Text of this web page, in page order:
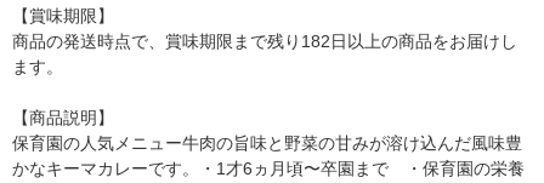
【賞味期限】
商品の発送時点で、賞味期限まで残り182日以上の商品をお届けし
ます。
【商品説明】
保育園の人気メニュー牛肉の旨味と野菜の甘みが溶け込んだ風味豊
かなキーマカレーです。・1才6ヵ月頃〜卒園まで　・保育園の栄養